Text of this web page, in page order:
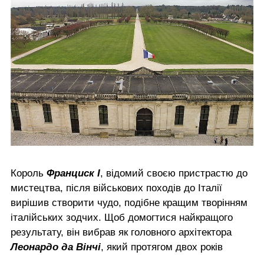
Король Франциск I, відомий своєю пристрастю до
мистецтва, після військових походів до Італії
вирішив створити чудо, подібне кращим творінням
італійських зодчих. Щоб домогтися найкращого
результату, він вибрав як головного архітектора
Леонардо да Вінчі, який протягом двох років